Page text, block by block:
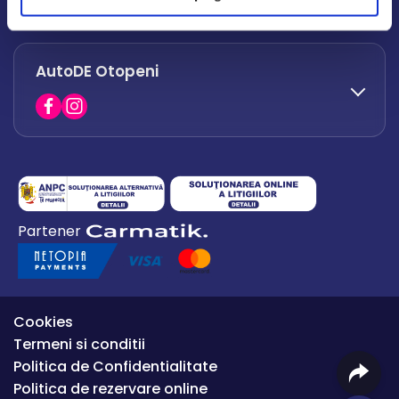
office.afumati@autode.ro
0730 063 852
0730 063 851
AutoDE Otopeni
0754 649 360
office.premium@autode.ro
Partener
Cookies
Termeni si conditii
Politica de Confidentialitate
Politica de rezervare online